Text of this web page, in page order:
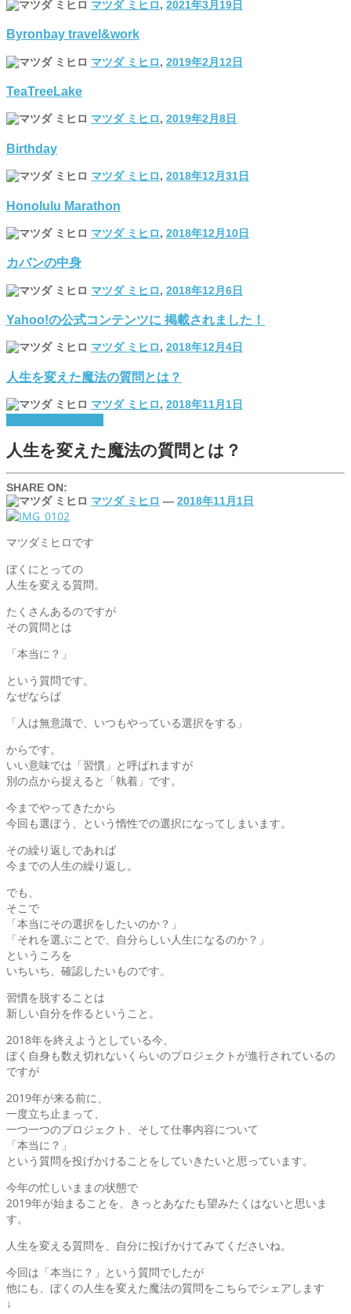
マツダ ミヒロ, 2021年3月19日
Byronbay travel&work
マツダ ミヒロ, 2019年2月12日
TeaTreeLake
マツダ ミヒロ, 2019年2月8日
Birthday
マツダ ミヒロ, 2018年12月31日
Honolulu Marathon
マツダ ミヒロ, 2018年12月10日
カバンの中身
マツダ ミヒロ, 2018年12月6日
Yahoo!の公式コンテンツに 掲載されました！
マツダ ミヒロ, 2018年12月4日
人生を変えた魔法の質問とは？
マツダ ミヒロ, 2018年11月1日
人生を変えた魔法の質問とは？
SHARE ON:
マツダ ミヒロ — 2018年11月1日
マツダミヒロです
ぼくにとっての
人生を変える質問。
たくさんあるのですが
その質問とは
「本当に？」
という質問です。
なぜならば
「人は無意識で、いつもやっている選択をする」
からです。
いい意味では「習慣」と呼ばれますが
別の点から捉えると「執着」です。
今までやってきたから
今回も選ぼう、という惰性での選択になってしまいます。
その繰り返しであれば
今までの人生の繰り返し。
でも、
そこで
「本当にその選択をしたいのか？」
「それを選ぶことで、自分らしい人生になるのか？」
というころを
いちいち、確認したいものです。
習慣を脱することは
新しい自分を作るということ。
2018年を終えようとしている今、
ぼく自身も数え切れないくらいのプロジェクトが進行されているの
ですが
2019年が来る前に、
一度立ち止まって、
一つ一つのプロジェクト、そして仕事内容について
「本当に？」
という質問を投げかけることをしていきたいと思っています。
今年の忙しいままの状態で
2019年が始まることを、きっとあなたも望みたくはないと思いま
す。
人生を変える質問を、自分に投げかけてみてくださいね。
今回は「本当に？」という質問でしたが
他にも、ぼくの人生を変えた魔法の質問をこちらでシェアします
↓